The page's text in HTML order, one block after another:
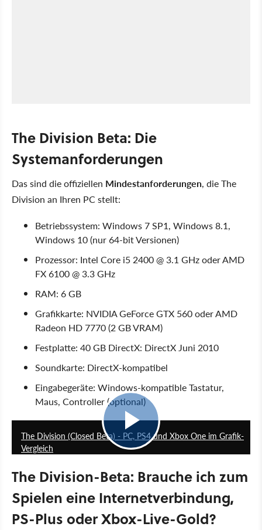
The Division Beta: Die
Systemanforderungen
Das sind die offiziellen Mindestanforderungen, die The
Division an Ihren PC stellt:
Betriebssystem: Windows 7 SP1, Windows 8.1,
Windows 10 (nur 64-bit Versionen)
Prozessor: Intel Core i5 2400 @ 3.1 GHz oder AMD
FX 6100 @ 3.3 GHz
RAM: 6 GB
Grafikkarte: NVIDIA GeForce GTX 560 oder AMD
Radeon HD 7770 (2 GB VRAM)
Festplatte: 40 GB DirectX: DirectX Juni 2010
Soundkarte: DirectX-kompatibel
Eingabegeräte: Windows-kompatible Tastatur,
Maus, Controller (optional)
The Division (Closed Beta) - PC, PS4 und Xbox One im Grafik-
Vergleich
The Division-Beta: Brauche ich zum
Spielen eine Internetverbindung,
PS-Plus oder Xbox-Live-Gold?